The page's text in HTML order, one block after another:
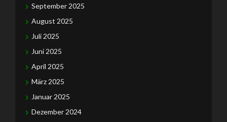
September 2025
August 2025
Juli 2025
Juni 2025
April 2025
März 2025
Januar 2025
Dezember 2024